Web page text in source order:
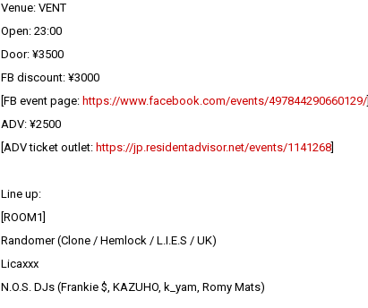
Venue: VENT
Open: 23:00
Door: ¥3500
FB discount: ¥3000
[FB event page: https://www.facebook.com/events/497844290660129/]
ADV: ¥2500
[ADV ticket outlet: https://jp.residentadvisor.net/events/1141268]
Line up:
[ROOM1]
Randomer (Clone / Hemlock / L.I.E.S / UK)
Licaxxx
N.O.S. DJs (Frankie $, KAZUHO, k_yam, Romy Mats)